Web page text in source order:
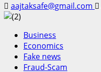
aajtaksafe@gmail.com
Business
Economics
Fake news
Fraud-Scam